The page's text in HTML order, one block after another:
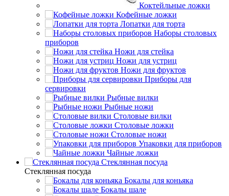
Коктейльные ложки
Кофейные ложки
Лопатки для торта
Наборы столовых
приборов
Ножи для стейка
Ножи для устриц
Ножи для фруктов
Приборы для
сервировки
Рыбные вилки
Рыбные ножи
Столовые вилки
Столовые ложки
Столовые ножи
Упаковки для приборов
Чайные ложки
Стеклянная посуда
Стеклянная посуда
Бокалы для коньяка
Бокалы шале